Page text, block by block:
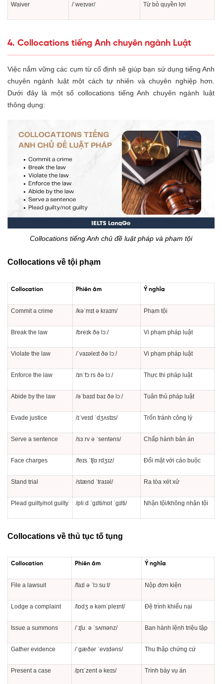
Waiver /ˈweɪvər/ Từ bỏ quyền lợi
4. Collocations tiếng Anh chuyên ngành Luật
Việc nắm vững các cụm từ cố định sẽ giúp bạn sử dụng tiếng Anh
chuyên ngành luật một cách tự nhiên và chuyên nghiệp hơn.
Dưới đây là một số collocations tiếng Anh chuyên ngành luật
thông dụng:
Collocations tiếng Anh chủ đề luật pháp và phạm tội
Collocations về tội phạm
Collocation Phiên âm Ý nghĩa
Commit a crime /kəˈmɪt ə kraɪm/ Phạm tội
Break the law /breɪk ðə lɔː/ Vi phạm pháp luật
Violate the law /ˈvaɪəleɪt ðə lɔː/ Vi phạm pháp luật
Enforce the law /ɪnˈfɔːrs ðə lɔː/ Thực thi pháp luật
Abide by the law /əˈbaɪd baɪ ðə lɔː/ Tuân thủ pháp luật
Evade justice /ɪˈveɪd ˈdʒʌstɪs/ Trốn tránh công lý
Serve a sentence /sɜːrv ə ˈsentəns/ Chấp hành bản án
Face charges /feɪs ˈtʃɑːrdʒɪz/ Đối mặt với cáo buộc
Stand trial /stænd ˈtraɪəl/ Ra tòa xét xử
Plead guilty/not guilty /pliːd ˈɡɪlti/nɒt ˈɡɪlti/ Nhận tội/không nhận tội
Collocations về thủ tục tố tụng
Collocation Phiên âm Ý nghĩa
File a lawsuit /faɪl ə ˈlɔːsuːt/ Nộp đơn kiện
Lodge a complaint /lɒdʒ ə kəmˈpleɪnt/ Đệ trình khiếu nại
Issue a summons /ˈɪʃuː ə ˈsʌmənz/ Ban hành lệnh triệu tập
Gather evidence /ˈɡæðər ˈevɪdəns/ Thu thập chứng cứ
Present a case /prɪˈzent ə keɪs/ Trình bày vụ án